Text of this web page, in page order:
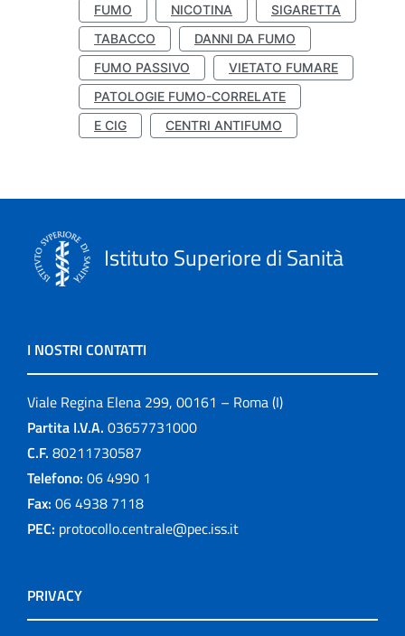
FUMO NICOTINA
SIGARETTA
TABACCO
DANNI DA FUMO
FUMO PASSIVO
VIETATO FUMARE
PATOLOGIE FUMO-CORRELATE
E CIG
CENTRI ANTIFUMO
Istituto Superiore di Sanità
I NOSTRI CONTATTI
Viale Regina Elena 299, 00161 – Roma (I)
Partita I.V.A. 03657731000
C.F. 80211730587
Telefono: 06 4990 1
Fax: 06 4938 7118
PEC: protocollo.centrale@pec.iss.it
PRIVACY